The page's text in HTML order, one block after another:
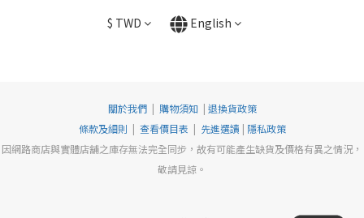
$ TWD English
關於我們| 購物須知 | 退換貨政策
條款及細則 | 查看價目表 | 先進選讀 | 隱私政策
因網路商店與實體店舖之庫存無法完全同步，故有可能產生缺貨及價格有異之情況，
敬請見諒。